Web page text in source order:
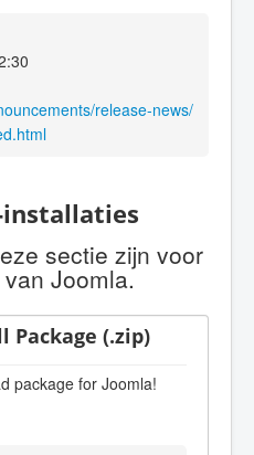
release-news/
installaties
sectie zijn voor
Joomla.
Package (.zip)
package for Joomla!